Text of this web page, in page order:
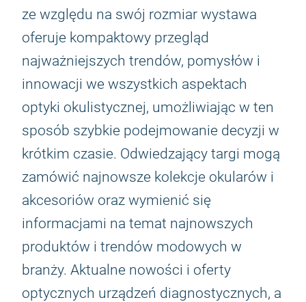
ze względu na swój rozmiar wystawa
oferuje kompaktowy przegląd
najważniejszych trendów, pomysłów i
innowacji we wszystkich aspektach
optyki okulistycznej, umożliwiając w ten
sposób szybkie podejmowanie decyzji w
krótkim czasie. Odwiedzający targi mogą
zamówić najnowsze kolekcje okularów i
akcesoriów oraz wymienić się
informacjami na temat najnowszych
produktów i trendów modowych w
branży. Aktualne nowości i oferty
optycznych urządzeń diagnostycznych, a